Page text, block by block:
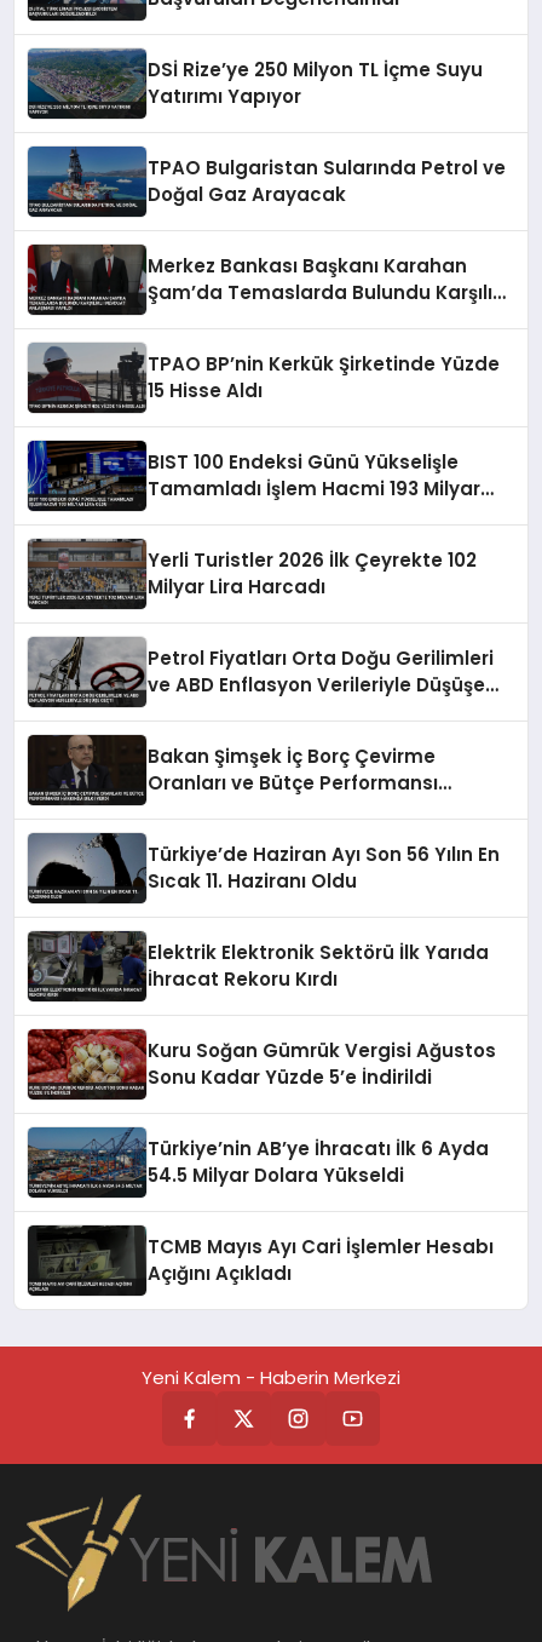
DSİ Rize’ye 250 Milyon TL İçme Suyu
Yatırımı Yapıyor
TPAO Bulgaristan Sularında Petrol ve
Doğal Gaz Arayacak
Merkez Bankası Başkanı Karahan
Şam’da Temaslarda Bulundu Karşılıklı
TPAO BP’nin Kerkük Şirketinde Yüzde
15 Hisse Aldı
BIST 100 Endeksi Günü Yükselişle
Tamamladı İşlem Hacmi 193 Milyar
Yerli Turistler 2026 İlk Çeyrekte 102
Milyar Lira Harcadı
Petrol Fiyatları Orta Doğu Gerilimleri
ve ABD Enflasyon Verileriyle Düşüşe
Bakan Şimşek İç Borç Çevirme
Oranları ve Bütçe Performansı
Türkiye’de Haziran Ayı Son 56 Yılın En
Sıcak 11. Haziranı Oldu
Elektrik Elektronik Sektörü İlk Yarıda
İhracat Rekoru Kırdı
Kuru Soğan Gümrük Vergisi Ağustos
Sonu Kadar Yüzde 5’e İndirildi
Türkiye’nin AB’ye İhracatı İlk 6 Ayda
54.5 Milyar Dolara Yükseldi
TCMB Mayıs Ayı Cari İşlemler Hesabı
Açığını Açıkladı
Yeni Kalem - Haberin Merkezi